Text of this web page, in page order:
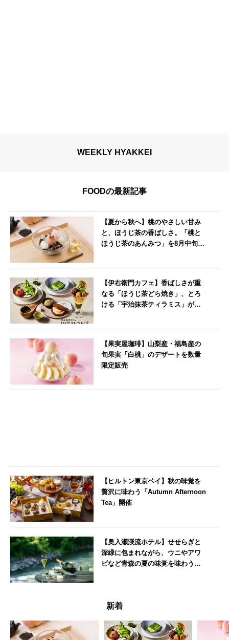
WEEKLY HYAKKEI
FOODの最新記事
【夏から秋へ】桃のやさしい甘み
と、ほうじ茶の香ばしさ。「桃と
ほうじ茶のあんみつ」を8月中旬よ
【伊右衛門カフェ】香ばしさが重
なる「ほうじ茶どら焼き」、とろ
ける「宇治抹茶ティラミス」が新
【果実屋珈琲】山梨産・福島産の
旬果実「白桃」のデザートを数量
限定販売
【ヒルトン東京ベイ】秋の味覚を
贅沢に味わう「Autumn Afternoon
Tea」開催
【奥入瀬渓流ホテル】せせらぎと
深緑に包まれながら、ウニやアワ
ビなど青森の夏の味覚を味わうフ
新着